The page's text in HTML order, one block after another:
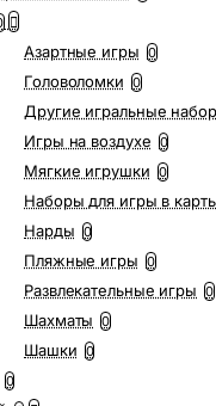
Азартные игры 0
Головоломки 0
Другие игральные
Игры на воздухе 0
Мягкие игрушки 0
Наборы для игры в
Нарды 0
Пляжные игры 0
Развлекательные игры 0
Шахматы 0
Шашки 0
0